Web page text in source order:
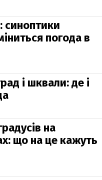
синоптики
погода в
і шквали: де і
на
що на це кажуть